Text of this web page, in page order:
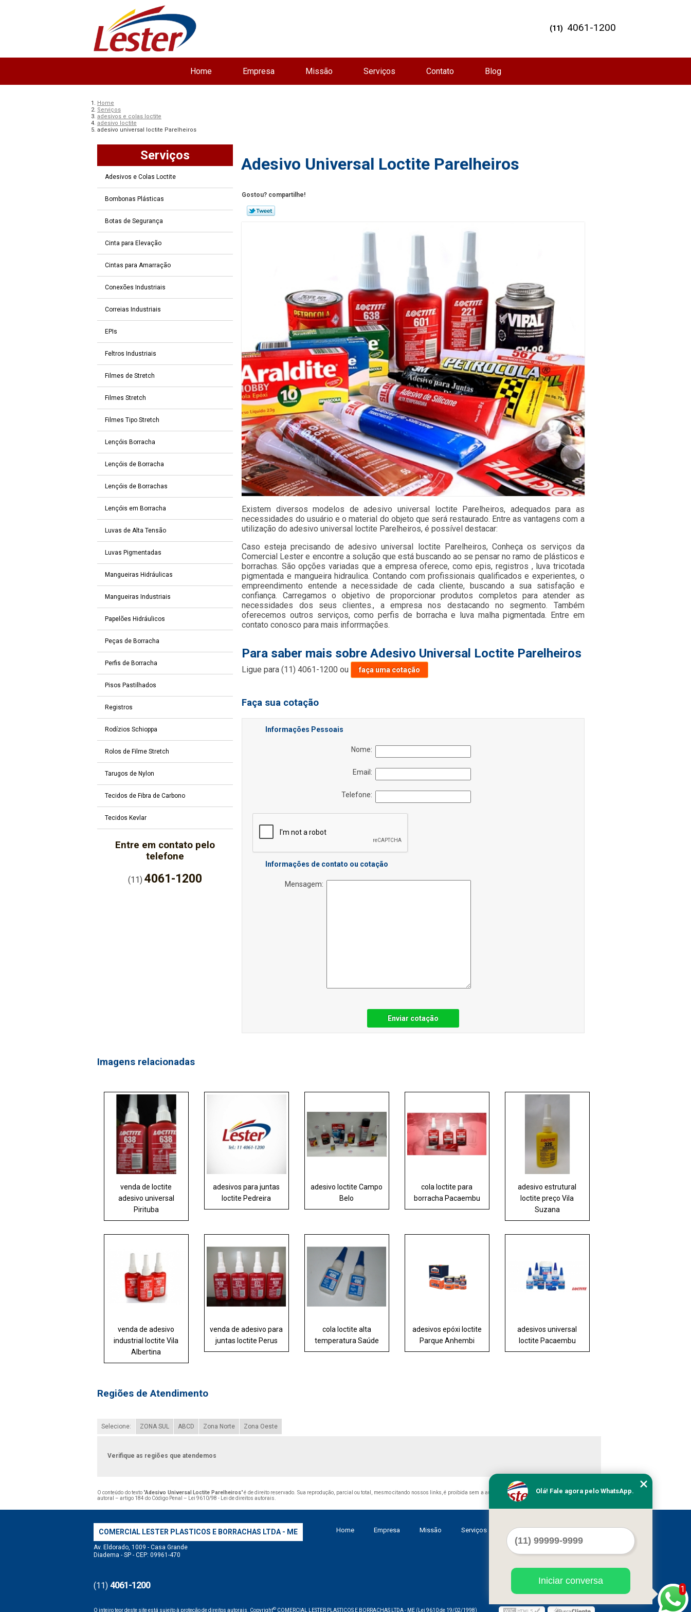
Home Empresa Missão Serviços Contato Blog
(11) 4061-1200
Home
Serviços
adesivos e colas loctite
adesivo loctite
adesivo universal loctite Parelheiros
Serviços
Adesivos e Colas Loctite
Bombonas Plásticas
Botas de Segurança
Cinta para Elevação
Cintas para Amarração
Conexões Industriais
Correias Industriais
EPIs
Feltros Industriais
Filmes de Stretch
Filmes Stretch
Filmes Tipo Stretch
Lençóis Borracha
Lençóis de Borracha
Lençóis de Borrachas
Lençóis em Borracha
Luvas de Alta Tensão
Luvas Pigmentadas
Mangueiras Hidráulicas
Mangueiras Industriais
Papelões Hidráulicos
Peças de Borracha
Perfis de Borracha
Pisos Pastilhados
Registros
Rodízios Schioppa
Rolos de Filme Stretch
Tarugos de Nylon
Tecidos de Fibra de Carbono
Tecidos Kevlar
Entre em contato pelo
telefone
(11)4061-1200
Adesivo Universal Loctite Parelheiros
Gostou? compartilhe!
Existem diversos modelos de adesivo universal loctite Parelheiros, adequados para as
necessidades do usuário e o material do objeto que será restaurado. Entre as vantagens com a
utilização do adesivo universal loctite Parelheiros, é possível destacar:
Caso esteja precisando de adesivo universal loctite Parelheiros, Conheça os serviços da
Comercial Lester e encontre a solução que está buscando ao se pensar no ramo de plásticos e
borrachas. São opções variadas que a empresa oferece, como epis, registros , luva tricotada
pigmentada e mangueira hidraulica. Contando com profissionais qualificados e experientes, o
empreendimento entende a necessidade de cada cliente, buscando a sua satisfação e
confiança. Carregamos o objetivo de proporcionar produtos completos para atender as
necessidades dos seus clientes., a empresa nos destacando no segmento. Também
oferecemos outros serviços, como perfis de borracha e luva malha pigmentada. Entre em
contato conosco para mais inforrmações.
Para saber mais sobre Adesivo Universal Loctite Parelheiros
Ligue para(11) 4061-1200 ou faça uma cotação
Faça sua cotação
Informações Pessoais
Nome:
Email:
Telefone:
Informações de contato ou cotação
Mensagem:
Enviar cotação
Imagens relacionadas
venda de loctite
adesivo universal
Pirituba
adesivos para juntas
loctite Pedreira
adesivo loctite Campo
Belo
cola loctite para
borracha Pacaembu
adesivo estrutural
loctite preço Vila
Suzana
venda de adesivo
industrial loctite Vila
Albertina
venda de adesivo para
juntas loctite Perus
cola loctite alta
temperatura Saúde
adesivos epóxi loctite
Parque Anhembi
adesivos universal
loctite Pacaembu
Regiões de Atendimento
Selecione: ZONA SUL ABCD Zona Norte Zona Oeste
Verifique as regiões que atendemos
O conteúdo do texto "Adesivo Universal Loctite Parelheiros" é de direito reservado. Sua reprodução, parcial ou total, mesmo citando nossos links, é proibida sem a autorização do autor. Crime de violação de direito
autoral – artigo 184 do Código Penal –
Lei 9610/98 - Lei de direitos autorais
COMERCIAL LESTER PLASTICOS E BORRACHAS LTDA - ME
Av. Eldorado, 1009 - Casa Grande
Diadema - SP - CEP: 09961-470
(11) 4061-1200
Home Empresa Missão Serviços Contato Mapa do site
O inteiro teor deste site está sujeito à proteção de direitos autorais. Copyright© COMERCIAL LESTER PLASTICOS E BORRACHAS LTDA - ME (Lei 9610 de 19/02/1998)
1
Olá! Fale agora pelo WhatsApp.
Iniciar conversa